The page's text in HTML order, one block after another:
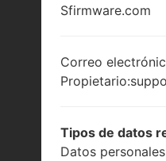
Sfirmware.com
Correo
Tipos de datos
Datos